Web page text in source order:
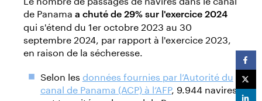
de Panama a chuté de 29% sur l'exercice 2024
qui s'étend du 1er octobre 2023 au 30
septembre 2024, par rapport à l'exercice 2023,
en raison de la sécheresse.
Selon les données fournies par l’Autorité du
canal de Panama (ACP) à l’AFP, 9.944 navires